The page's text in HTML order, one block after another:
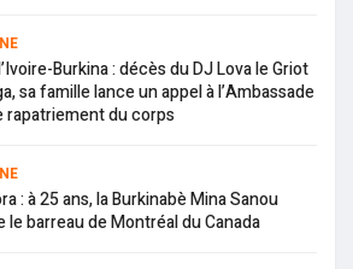
Burkina : décès du DJ Lova le Griot
sa famille lance un appel à l’Ambassade
rapatriement du corps
: à 25 ans, la Burkinabè Mina Sanou
le barreau de Montréal du Canada